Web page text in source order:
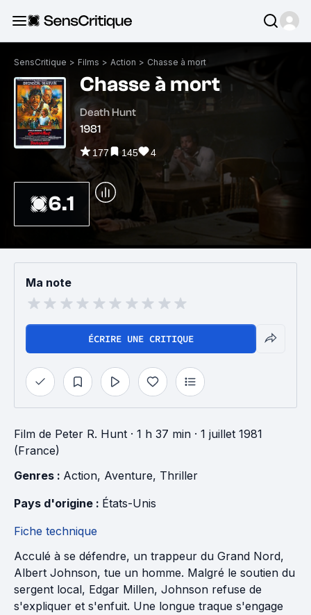
SensCritique > Films > Action > Chasse à mort
Chasse à mort
Death Hunt
1981
177 145 4
6.1
Ma note
ÉCRIRE UNE CRITIQUE
Film de Peter R. Hunt · 1 h 37 min · 1 juillet 1981
(France)
Genres : Action, Aventure, Thriller
Pays d'origine : États-Unis
Fiche technique
Acculé à se défendre, un trappeur du Grand Nord,
Albert Johnson, tue un homme. Malgré le soutien du
sergent local, Edgar Millen, Johnson refuse de
s'expliquer et s'enfuit. Une longue traque s'engage